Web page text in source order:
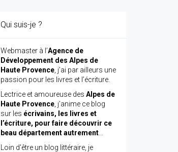
Qui suis-je ?
Webmaster à l’Agence de
Développement des Alpes de
Haute Provence, j’ai par ailleurs une
passion pour les livres et l’écriture.
Lectrice et amoureuse des Alpes de
Haute Provence, j’anime ce blog
sur les écrivains, les livres et
l’écriture, pour faire découvrir ce
beau département autrement…
Loin d'être un blog littéraire, je